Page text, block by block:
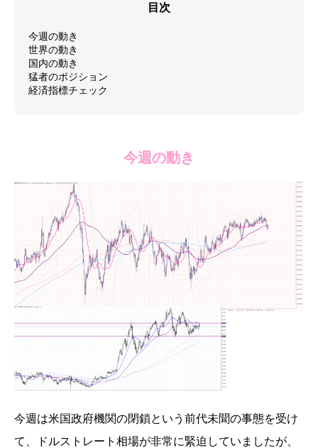
目次
今週の動き
世界の動き
国内の動き
猛者のポジション
経済指標チェック
今週の動き
今週は米国政府機関の閉鎖という前代未聞の事態を受け
て、ドルストレート相場が非常に緊迫していましたが、